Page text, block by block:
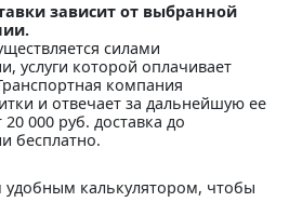
зависит от выбранной
силами
услуги которой оплачивает
компания
и отвечает за дальнейшую ее
000 руб. доставка до
бесплатно.
калькулятором, чтобы